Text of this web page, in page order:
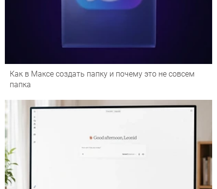
Как в Максе создать папку и почему это не совсем
папка